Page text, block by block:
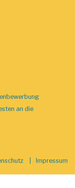
an die
Impressum